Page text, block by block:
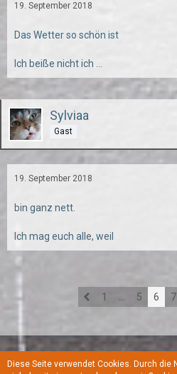
19. September 2018
Das Wetter so schön ist
Ich beiße nicht ich ...
Sylviaa
Gast
19. September 2018
bin ganz nett.
Ich mag euch alle, weil
1 5 6 7
Diese Seite verwendet Cookies. Durch die